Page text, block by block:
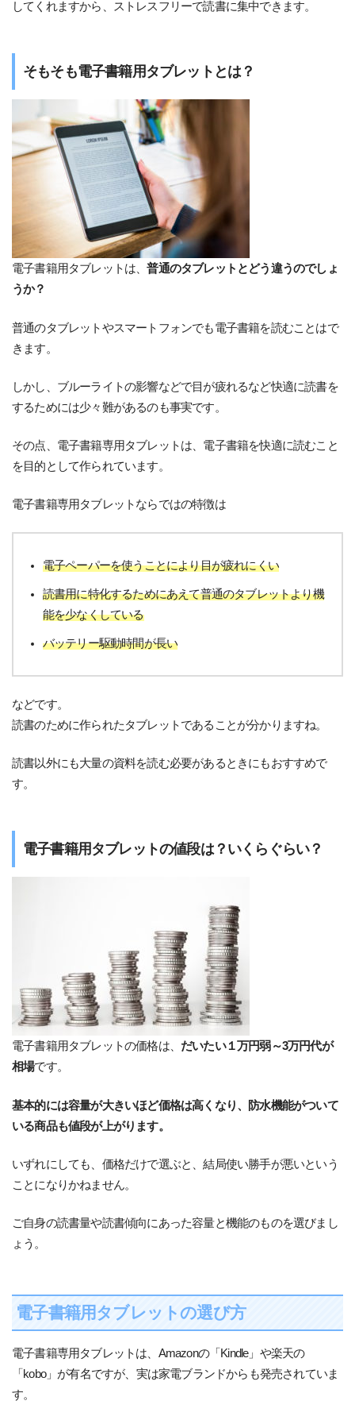
してくれますから、ストレスフリーで読書に集中できます。
そもそも電子書籍用タブレットとは？
電子書籍用タブレットは、普通のタブレットとどう違うのでしょ
うか？
普通のタブレットやスマートフォンでも電子書籍を読むことはで
きます。
しかし、ブルーライトの影響などで目が疲れるなど快適に読書を
するためには少々難があるのも事実です。
その点、電子書籍専用タブレットは、電子書籍を快適に読むこと
を目的として作られています。
電子書籍専用タブレットならではの特徴は
電子ペーパーを使うことにより目が疲れにくい
読書用に特化するためにあえて普通のタブレットより機
能を少なくしている
バッテリー駆動時間が長い
などです。
読書のために作られたタブレットであることが分かりますね。
読書以外にも大量の資料を読む必要があるときにもおすすめで
す。
電子書籍用タブレットの値段は？いくらぐらい？
電子書籍用タブレットの価格は、 だいたい１万円弱～3万円代が
相場です。
基本的には容量が大きいほど価格は高くなり、防水機能がついて
いる商品も値段が上がります。
いずれにしても、価格だけで選ぶと、結局使い勝手が悪いという
ことになりかねません。
ご自身の読書量や読書傾向にあった容量と機能のものを選びまし
ょう。
電子書籍用タブレットの選び方
電子書籍専用タブレットは、Amazonの「Kindle」や楽天の
「kobo」が有名ですが、実は家電ブランドからも発売されていま
す。